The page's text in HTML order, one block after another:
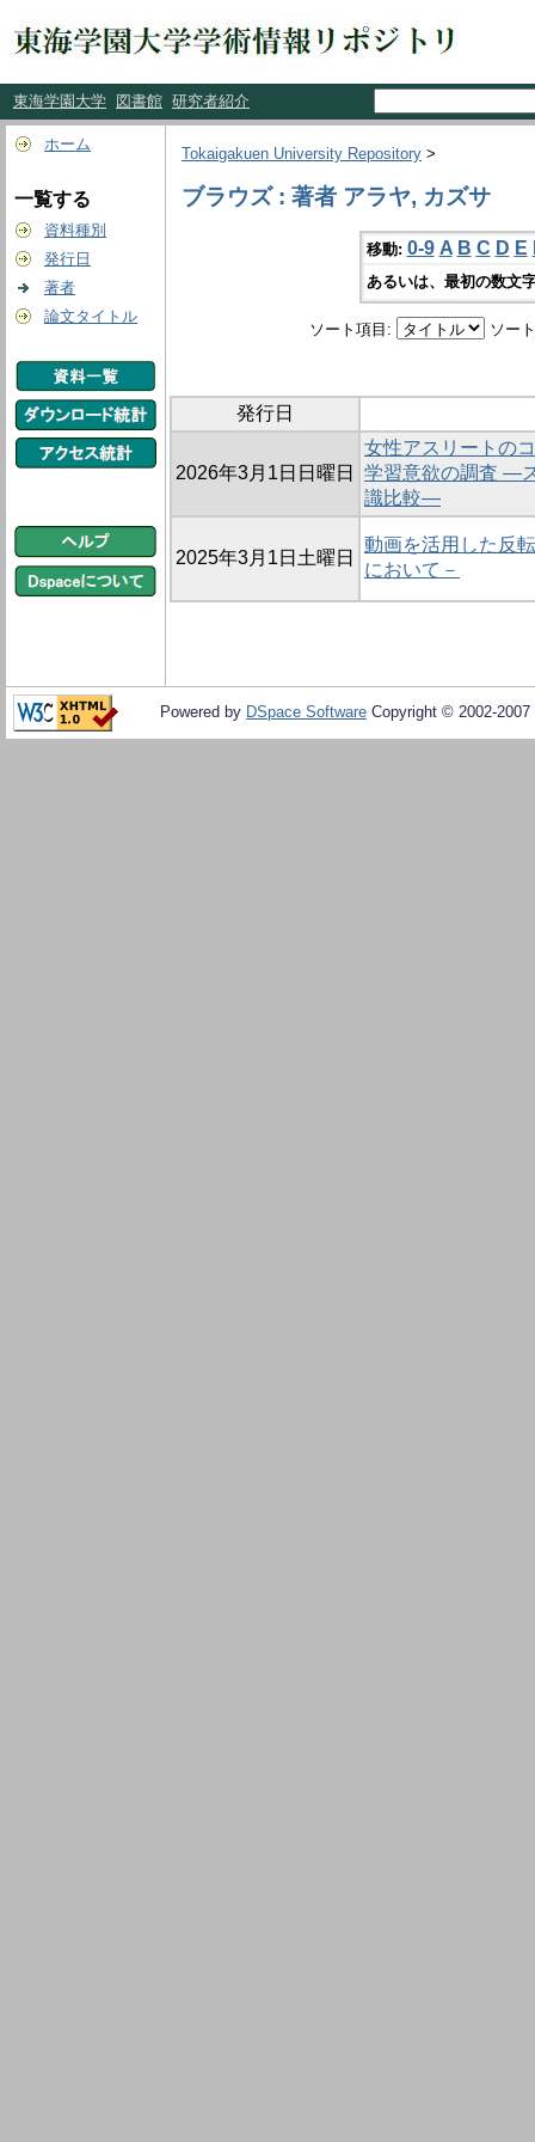
東海学園大学 図書館 研究者紹介
ホーム
一覧する
資料種別
発行日
著者
論文タイトル
Tokaigakuen University Repository >
ブラウズ : 著者 アラヤ, カズサ
移動: 0-9 A B C D E
あるいは、最初の数文
ソート項目: ソー
発行日
2026年3月1日日曜日
女性アスリートの
学習意欲の調査 ―
識比較―
2025年3月1日土曜日
動画を活用した反
において－
Powered by DSpace Software Copyright © 2002-2007